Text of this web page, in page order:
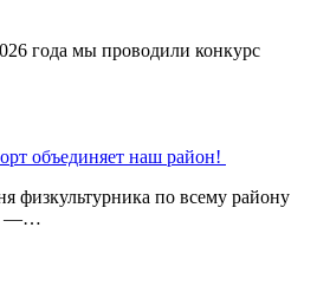
года мы проводили конкурс
объединяет наш район!
физкультурника по всему району
—…